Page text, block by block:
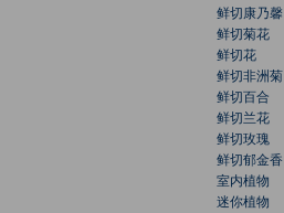
鲜切康乃馨
鲜切菊花
鲜切花
鲜切非洲菊
鲜切百合
鲜切兰花
鲜切玫瑰
鲜切郁金香
室内植物
迷你植物